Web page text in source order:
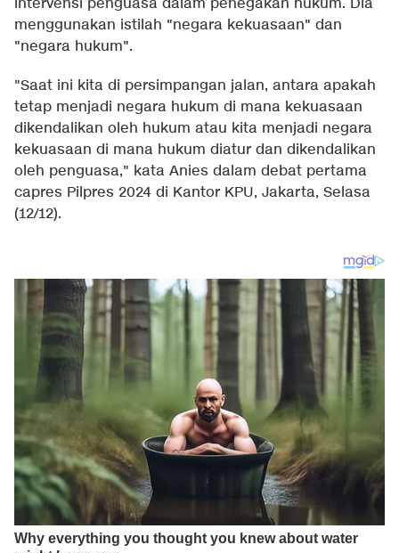
intervensi penguasa dalam penegakan hukum. Dia
menggunakan istilah "negara kekuasaan" dan
"negara hukum".
"Saat ini kita di persimpangan jalan, antara apakah
tetap menjadi negara hukum di mana kekuasaan
dikendalikan oleh hukum atau kita menjadi negara
kekuasaan di mana hukum diatur dan dikendalikan
oleh penguasa," kata Anies dalam debat pertama
capres Pilpres 2024 di Kantor KPU, Jakarta, Selasa
(12/12).